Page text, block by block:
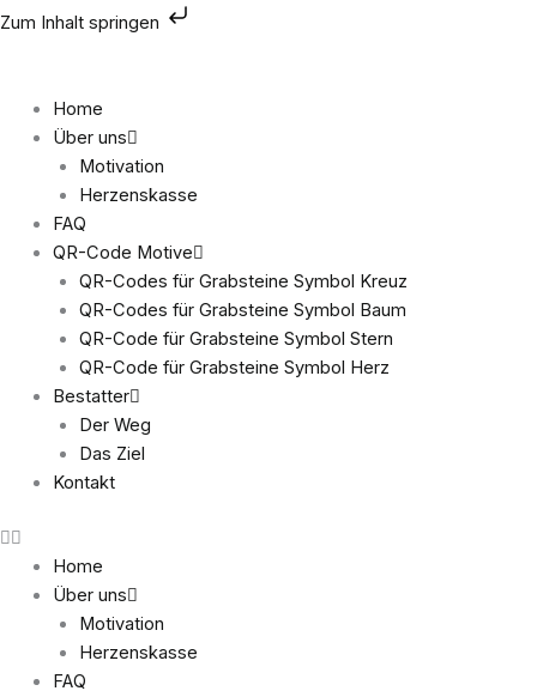
Zum Inhalt springen
Zum
Home
Über uns
Motivation
Herzenskasse
FAQ
QR-Code Motive
QR-Codes für Grabsteine Symbol Kreuz
QR-Codes für Grabsteine Symbol Baum
QR-Code für Grabsteine Symbol Stern
QR-Code für Grabsteine Symbol Herz
Bestatter
Der Weg
Das Ziel
Kontakt
Home
Über uns
Motivation
Herzenskasse
FAQ